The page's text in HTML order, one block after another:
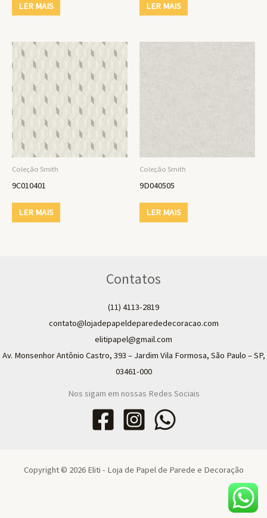
LER MAIS LER MAIS
Coleção Smith
9C010401
LER MAIS
Coleção Smith
9D040505
LER MAIS
Contatos
(11) 4113-2819
contato@lojadepapeldeparededecoracao.com
elitipapel@gmail.com​
Av. Monsenhor Antônio Castro, 393 – Jardim Vila Formosa, São Paulo – SP,
03461-000
Nos sigam em nossas Redes Sociais
Copyright © 2026 Eliti - Loja de Papel de Parede e Decoração